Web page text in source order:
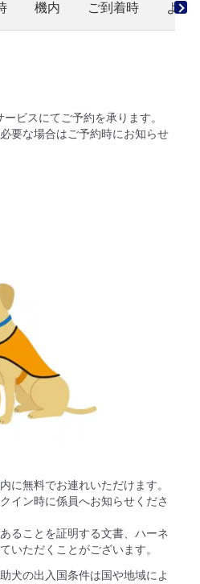
機内 ご到着時 よく
ビスにてご予約を承ります。
要な場合はご予約時にお知らせ
に無料でお連れいただけます。
イン時に係員へお知らせくださ
ることを証明する文書、ハーネ
いただくことがございます。
犬の出入国条件は国や地域によ